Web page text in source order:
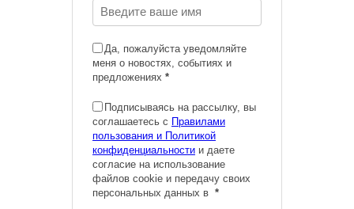
Да, пожалуйста уведомляйте
меня о новостях, событиях и
предложениях *
Подписываясь на рассылку, вы
соглашаетесь с Правилами
пользования и Политикой
конфиденциальности и даете
согласие на использование
файлов cookie и передачу своих
персональных данных в *